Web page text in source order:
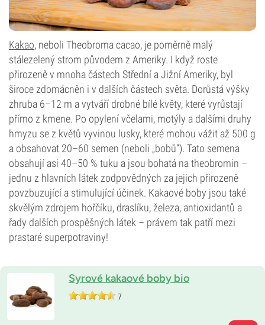
Kakao, neboli Theobroma cacao, je poměrně malý
stálezelený strom původem z Ameriky. I když roste
přirozeně v mnoha částech Střední a Jižní Ameriky, byl
široce zdomácněn i v dalších částech světa. Dorůstá výšky
zhruba 6–12 m a vytváří drobné bílé květy, které vyrůstají
přímo z kmene. Po opylení včelami, motýly a dalšími druhy
hmyzu se z květů vyvinou lusky, které mohou vážit až 500 g
a obsahovat 20–60 semen (neboli „bobů“). Tato semena
obsahují asi 40–50 % tuku a jsou bohatá na theobromin –
jednu z hlavních látek zodpovědných za jejich přirozeně
povzbuzující a stimulující účinek. Kakaové boby jsou také
skvělým zdrojem hořčíku, draslíku, železa, antioxidantů a
řady dalších prospěšných látek – právem tak patří mezi
prastaré superpotraviny!
Syrové kakaové boby bio
7